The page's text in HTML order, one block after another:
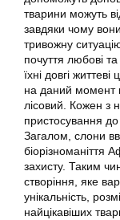
тварини можуть
завдяки чому
тривожну
почуття любові
їхні довгі
на даний момент
лісовий. Кожен з
пристосування
Загалом, слони
біорізноманіття
захисту. Таким
створіння, яке
унікальність,
найцікавіших